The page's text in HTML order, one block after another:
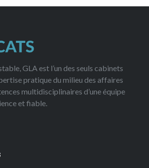
GLA est l’un des seuls cabinets
pratique du milieu des affaires
multidisciplinaires d’une équipe
et fiable.